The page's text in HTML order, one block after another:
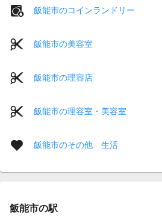
飯能市のコインランドリー
飯能市の美容室
飯能市の理容店
飯能市の理容室・美容室
飯能市のその他 生活
飯能市の駅